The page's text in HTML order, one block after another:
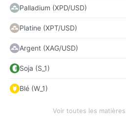
Palladium (XPD/USD)
Platine (XPT/USD)
Argent (XAG/USD)
Soja (S_1)
Blé (W_1)
Voir toutes les